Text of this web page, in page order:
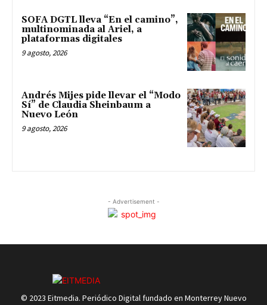
SOFA DGTL lleva “En el camino”,
multinominada al Ariel, a
plataformas digitales
9 agosto, 2026
Andrés Mijes pide llevar el “Modo
Sí” de Claudia Sheinbaum a
Nuevo León
9 agosto, 2026
- Advertisement -
© 2023 Eitmedia. Periódico Digital fundado en Monterrey Nuevo